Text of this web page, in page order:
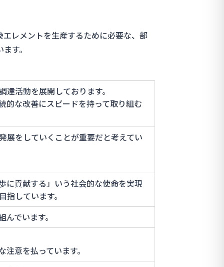
レメントを生産するために必要な、部
す。
活動を展開しております。
的な改善にスピードを持って取り組む
展をしていくことが重要だと考えてい
に貢献する」いう社会的な使命を実現
しています。
でいます。
意を払っています。